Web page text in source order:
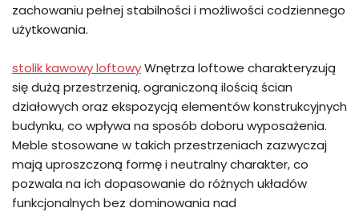
zachowaniu pełnej stabilności i możliwości codziennego
użytkowania.
stolik kawowy loftowyWnętrza loftowe charakteryzują
się dużą przestrzenią, ograniczoną ilością ścian
działowych oraz ekspozycją elementów konstrukcyjnych
budynku, co wpływa na sposób doboru wyposażenia.
Meble stosowane w takich przestrzeniach zazwyczaj
mają uproszczoną formę i neutralny charakter, co
pozwala na ich dopasowanie do różnych układów
funkcjonalnych bez dominowania nad